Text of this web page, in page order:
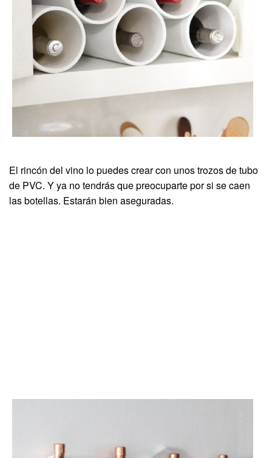
El rincón del vino lo puedes crear con unos trozos de tubo
de PVC. Y ya no tendrás que preocuparte por si se caen
las botellas. Estarán bien aseguradas.